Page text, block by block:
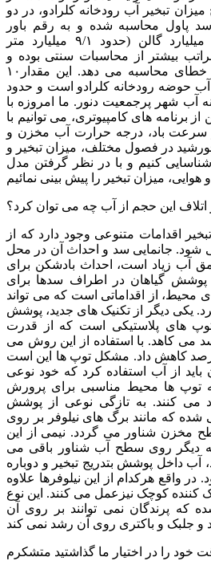
میزان تبخیر آب رودخانه کلرادو، در دو
پاول محاسبه شده و به رقم باور
نکردنی سالانه حدود ۵۰۰ میلیارد گالن (حدود ۹/۱ میلیارد متر
بیشتر از محاسبات سنتی بوده و
حکایت از ۲۰ تا ۳۰ درصد خطای محاسبه می دهد. این مقدار۱۰
حوضه رودخانه کلرادو است و حدود
آب شهر پرجمعیت دنور. ما امروزه با
برنامه های کامپیوتری، می توانیم با
سرعت باد، درجه حرارت آب مخزن و
در فصول مختلف، میزان تبخیر و
کنیم و با در نظر گرفتن مدل
اتلاف این حجم از آب چه می توان کرد؟
اقدامات متنوعی وجود دارد که از
جانمایی سد و احداث آن در محل
آب زیاد است، احداث بادشکن برای
گیاهان در اطراف سدها برای
محیط، از اقداماتی است که می تواند
یکی دیگر از تکنیک های جدید، پوشش
های پلاستیکی است که از قدرت
می کاهد. با استفاده از این روش می
میزان تبخیر را تا ۹۰ درصد کاهش داد. مشکل توپ ها این است
از آب استفاده کرد که خود نوعی
توپ ها محیط مناسبی برای پرورش
می کنند. به تازگی نوعی از پوشش
که مانند برگ های نیلوفر بر روی
مخزن شناور می گردد. نیمی از این
دیگر روی سطح آب شناور باقی می
آب داخل پوشش بتدریج تبخیر و دوباره
واقع هرکدام از این نیلوفرها علاوه
کننده کوچک نیزعمل می کنند. این نوع
که پرندگان نمی توانند بر روی آن